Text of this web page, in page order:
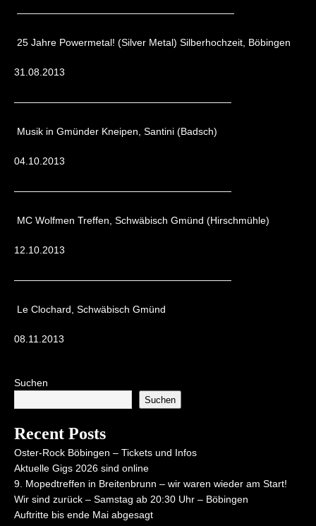
——————————————————————
25 Jahre Powermetal! (Silver Metal) Silberhochzeit, Böbingen
31.08.2013
——————————————————————
Musik in Gmünder Kneipen, Santini (Badsch)
04.10.2013
——————————————————————
MC Wolfmen Treffen, Schwäbisch Gmünd (Hirschmühle)
12.10.2013
——————————————————————
Le Clochard, Schwäbisch Gmünd
08.11.2013
Suchen
Suchen
Recent Posts
Oster-Rock Böbingen – Tickets und Infos
Aktuelle Gigs 2026 sind online
9. Mopedtreffen in Breitenbrunn – wir waren wieder am Start!
Wir sind zurück – Samstag ab 20:30 Uhr – Böbingen
Auftritte bis ende Mai abgesagt